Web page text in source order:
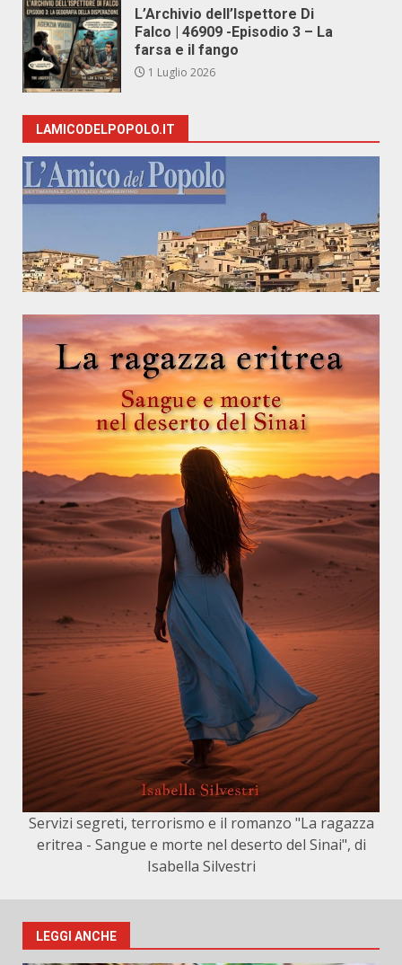
L’Archivio dell’Ispettore Di
Falco | 46909 -Episodio 3 – La
farsa e il fango
1 Luglio 2026
LAMICODELPOPOLO.IT
Servizi segreti, terrorismo e il romanzo "La ragazza
eritrea - Sangue e morte nel deserto del Sinai", di
Isabella Silvestri
LEGGI ANCHE